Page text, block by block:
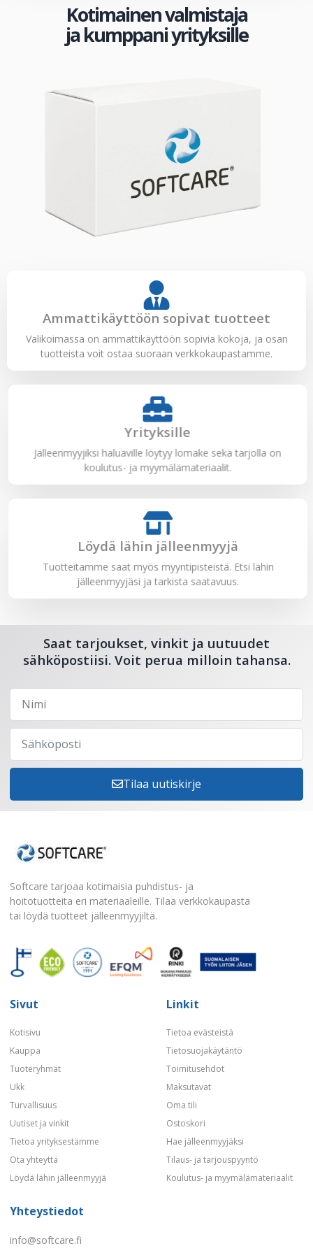
Kotimainen valmistaja
ja kumppani yrityksille
Ammattikäyttöön sopivat tuotteet
Valikoimassa on ammattikäyttöön sopivia kokoja, ja osan
tuotteista voit ostaa suoraan verkkokaupastamme.
Yrityksille
Jälleenmyyjiksi haluaville löytyy lomake sekä tarjolla on
koulutus- ja myymälämateriaalit.
Löydä lähin jälleenmyyjä
Tuotteitamme saat myös myyntipisteistä. Etsi lähin
jälleenmyyjäsi ja tarkista saatavuus.
Saat tarjoukset, vinkit ja uutuudet
sähköpostiisi. Voit perua milloin tahansa.
Tilaa uutiskirje
Softcare tarjoaa kotimaisia puhdistus- ja
hoitotuotteita eri materiaaleille. Tilaa verkkokaupasta
tai löydä tuotteet jälleenmyyjiltä.
Sivut
Kotisivu
Kauppa
Tuoteryhmät
Ukk
Turvallisuus
Uutiset ja vinkit
Tietoa yrityksestämme
Ota yhteyttä
Löydä lähin jälleenmyyjä
Linkit
Tietoa evästeistä
Tietosuojakäytäntö
Toimitusehdot
Maksutavat
Oma tili
Ostoskori
Hae jälleenmyyjäksi
Tilaus- ja tarjouspyyntö
Koulutus- ja myymälämateriaalit
Yhteystiedot
info@softcare.fi